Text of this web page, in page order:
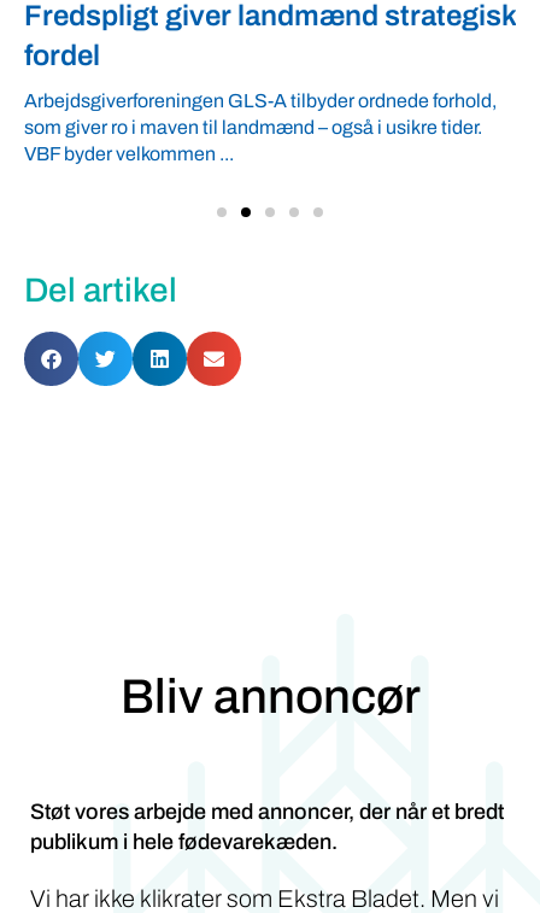
Fredspligt giver landmænd strategisk
fordel
Arbejdsgiverforeningen GLS-A tilbyder ordnede forhold,
som giver ro i maven til landmænd – også i usikre tider.
VBF byder velkommen ...
Del artikel
Bliv annoncør
Støt vores arbejde med annoncer, der når et bredt
publikum i hele fødevarekæden.
Vi har ikke klikrater som Ekstra Bladet. Men vi